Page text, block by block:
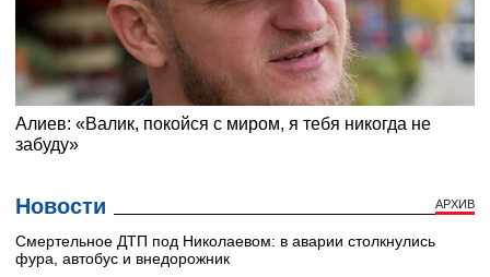
Новости АРХИВ
Смертельное ДТП под Николаевом: в аварии столкнулись
фура, автобус и внедорожник